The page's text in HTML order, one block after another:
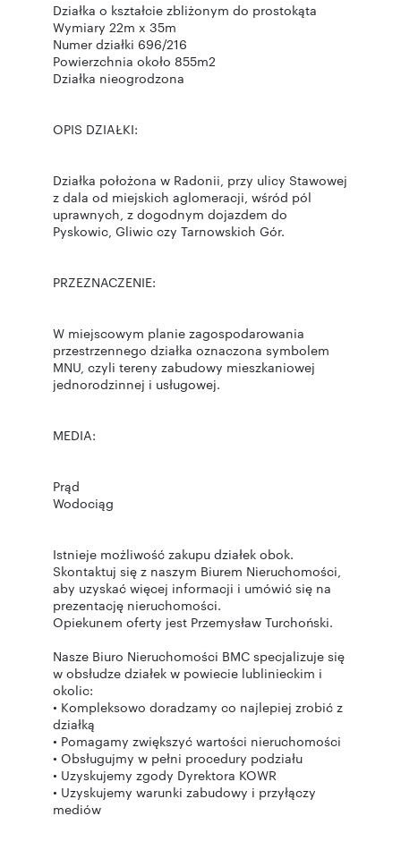
Działka o kształcie zbliżonym do prostokąta
Wymiary 22m x 35m
Numer działki 696/216
Powierzchnia około 855m2
Działka nieogrodzona
OPIS DZIAŁKI:
Działka położona w Radonii, przy ulicy Stawowej
z dala od miejskich aglomeracji, wśród pól
uprawnych, z dogodnym dojazdem do
Pyskowic, Gliwic czy Tarnowskich Gór.
PRZEZNACZENIE:
W miejscowym planie zagospodarowania
przestrzennego działka oznaczona symbolem
MNU, czyli tereny zabudowy mieszkaniowej
jednorodzinnej i usługowej.
MEDIA:
Prąd
Wodociąg
Istnieje możliwość zakupu działek obok.
Skontaktuj się z naszym Biurem Nieruchomości,
aby uzyskać więcej informacji i umówić się na
prezentację nieruchomości.
Opiekunem oferty jest Przemysław Turchoński.
Nasze Biuro Nieruchomości BMC specjalizuje się
w obsłudze działek w powiecie lublinieckim i
okolic:
• Kompleksowo doradzamy co najlepiej zrobić z
działką
• Pomagamy zwiększyć wartości nieruchomości
• Obsługujmy w pełni procedury podziału
• Uzyskujemy zgody Dyrektora KOWR
• Uzyskujemy warunki zabudowy i przyłączy
mediów